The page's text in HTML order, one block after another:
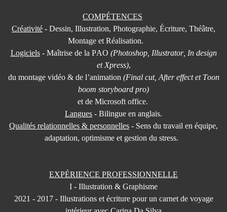
COMPÉTENCES
Créativité - Dessin, Illustration, Photographie, Écriture, Théâtre,
Montage et Réalisation.
Logiciels- Maîtrise de la PAO (Photoshop, Illustrator, In design
et Xpress),
du montage vidéo & de l’animation (Final cut, After effect et Toon
boom storyboard pro)
et de Microsoft office.
Langues - Bilingue en anglais.
Qualités relationnelles & personnelles - Sens du travail en équipe,
adaptation, optimisme et gestion du stress.
EXPÉRIENCE PROFESSIONNELLE
I - Illustration & Graphisme
2021 - 2017 - Illustrations et écriture pour un carnet de voyage